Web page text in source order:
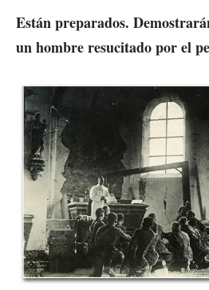
Están preparados.
un hombre resucitado por el